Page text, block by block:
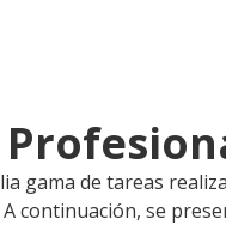
gama de tareas
continuación, se